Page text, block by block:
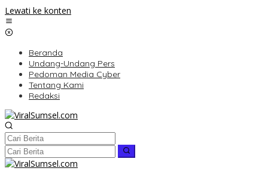
Lewati ke konten
Beranda
Undang-Undang Pers
Pedoman Media Cyber
Tentang Kami
Redaksi